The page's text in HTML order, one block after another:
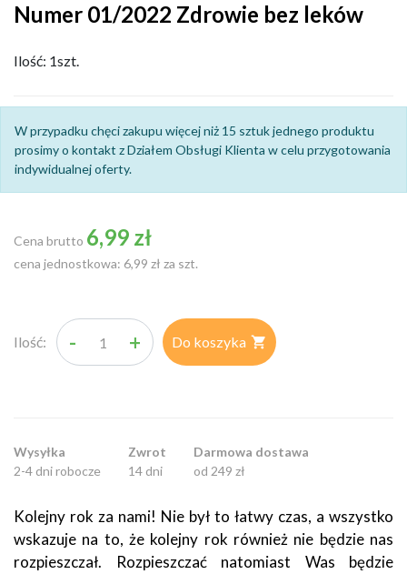
Numer 01/2022 Zdrowie bez leków
Ilość: 1szt.
W przypadku chęci zakupu więcej niż 15 sztuk jednego produktu
prosimy o kontakt z Działem Obsługi Klienta w celu przygotowania
indywidualnej oferty.
Cena brutto 6,99 zł
cena jednostkowa: 6,99 zł za szt.
Ilość: - + Do koszyka 
Wysyłka
2-4 dni robocze
Zwrot
14 dni
Darmowa dostawa
od 249 zł
Kolejny rok za nami! Nie był to łatwy czas, a wszystko
wskazuje na to, że kolejny rok również nie będzie nas
rozpieszczał. Rozpieszczać natomiast Was będzie